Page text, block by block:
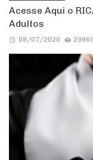
Acesse Aqui o
Adultos
09/07/2020